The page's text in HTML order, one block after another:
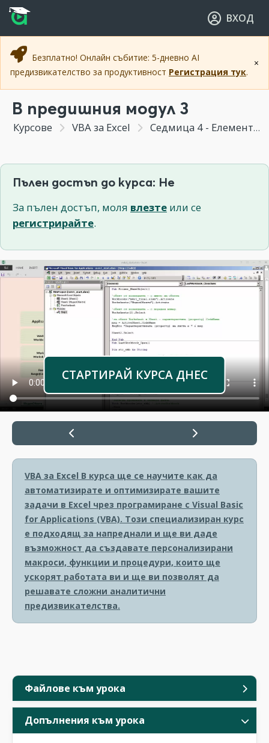
Прескочи към основното съдържание
Прескочи към навигацията
ВХОД
×
Безплатно! Онлайн събитие: 5-дневно AI
предизвикателство за продуктивност Регистрация тук.
Файлове към урока
Допълнения към урока
В предишния модул 3
Курсове VBA за Excel Седмица 4 - Елементите на VBA - променливи ( Variable ), константи, ( Constants ), масиви ( Arrays ), типове данни ( Data types )
Пълен достъп до курса: Не
За пълен достъп, моля влезте или се
регистрирайте.
СТАРТИРАЙ КУРСА ДНЕС
VBA за Excel В курса ще се научите как да
автоматизирате и оптимизирате вашите
задачи в Excel чрез програмиране с Visual Basic
for Applications (VBA). Този специализиран курс
е подходящ за напреднали и ще ви даде
възможност да създавате персонализирани
макроси, функции и процедури, които ще
ускорят работата ви и ще ви позволят да
решавате сложни аналитични
предизвикателства.